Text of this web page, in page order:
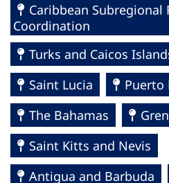
Caribbean Subregional
Coordination
Turks and Caicos
Saint Lucia
Puerto
The Bahamas
Saint Kitts and Nevis
Antigua and Barbuda